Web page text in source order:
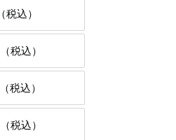
（税込）
（税込）
（税込）
（税込）